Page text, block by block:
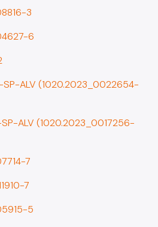
3
6
ALV (1020.2023_0022654-
ALV (1020.2023_0017256-
7
7
5